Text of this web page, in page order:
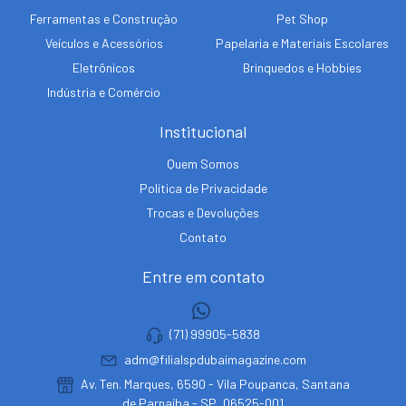
Ferramentas e Construção
Veículos e Acessórios
Eletrônicos
Indústria e Comércio
Pet Shop
Papelaria e Materiais Escolares
Brinquedos e Hobbies
Institucional
Quem Somos
Política de Privacidade
Trocas e Devoluções
Contato
Entre em contato
(71) 99905-5838
adm@filialspdubaimagazine.com
Av. Ten. Marques, 6590 - Vila Poupanca, Santana